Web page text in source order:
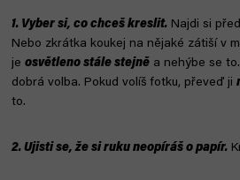
1. Vyber si, co chceš kreslit. Najdi si
Nebo zkrátka koukej na nějaké zátiší v
je osvětleno stále stejně a nehýbe se
dobrá volba. Pokud volíš fotku, převeď ji
to.
2. Ujisti se, že si ruku neopíráš o papír.